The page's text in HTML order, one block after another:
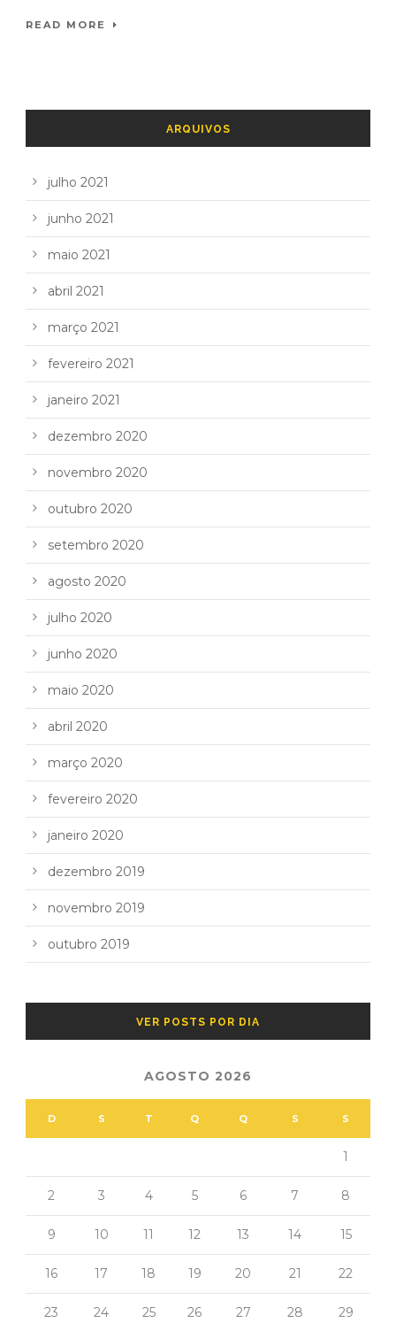
READ MORE
ARQUIVOS
julho 2021
junho 2021
maio 2021
abril 2021
março 2021
fevereiro 2021
janeiro 2021
dezembro 2020
novembro 2020
outubro 2020
setembro 2020
agosto 2020
julho 2020
junho 2020
maio 2020
abril 2020
março 2020
fevereiro 2020
janeiro 2020
dezembro 2019
novembro 2019
outubro 2019
VER POSTS POR DIA
AGOSTO 2026
D S T Q Q S S
1
2 3 4 5 6 7 8
9 10 11 12 13 14 15
16 17 18 19 20 21 22
23 24 25 26 27 28 29